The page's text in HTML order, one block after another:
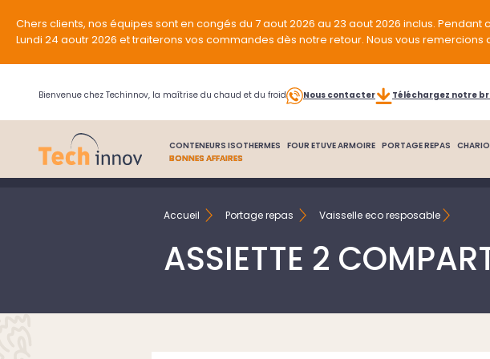
Chers clients, nos équipes sont en congés du 7 aout 2026 au 23 aout 2026 inclus.
Lundi 24 aoutr 2026 et traiterons vos commandes dès notre retour. Nous vous
Bienvenue chez Techinnov, la maîtrise du chaud et du froid Nous contacter Téléchargez notre
CONTENEURS ISOTHERMES FOUR ETUVE ARMOIRE PORTAGE REPAS
BONNES AFFAIRES
Accueil Portage repas Vaisselle eco resposable
ASSIETTE 2